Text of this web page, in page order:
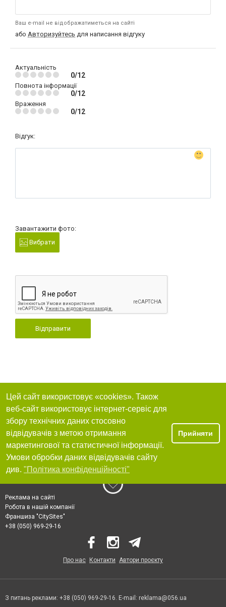
Ваш e-mail не відображатиметься на сайті
або Авторизуйтесь для написання відгуку
Актуальність
0/12
Повнота інформації
0/12
Враження
0/12
Відгук:
Завантажити фото:
Вибрати
Відправити
Цей сайт використовує «cookies». Також
веб-сайт використовує інтернет-сервіс для
збору технічних даних стосовно
відвідувачів з метою отримання
маркетингової та статистичної інформації.
Умови обробки даних відвідувачів сайту
див. "Політика конфіденційності"
Прийняти
Реклама на сайті
Робота в нашій компанії
Франшиза "CitySites"
+38 (050) 969-29-16
Про нас Контакти Автори проєкту
З питань реклами: +38 (050) 969-29-16. E-mail: reklama@056.ua